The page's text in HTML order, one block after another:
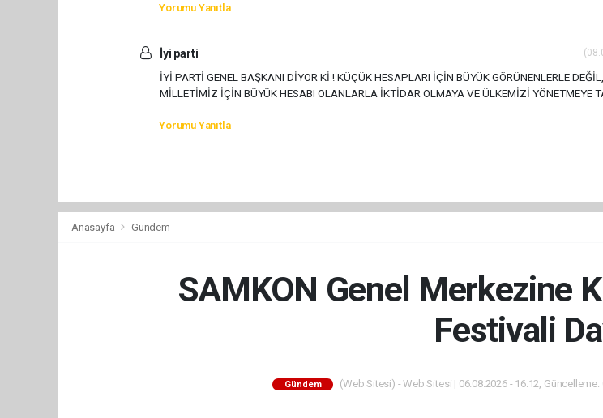
Yorumu Yanıtla
İyi parti
İYİ PARTİ GENEL BAŞKANI DİYOR Kİ ! KÜÇÜK HESAPLARI İÇİN BÜYÜK GÖRÜNENLERLE
MİLLETİMİZ İÇİN BÜYÜK HESABI OLANLARLA İKTİDAR OLMAYA VE ÜLKEMİZİ YÖNETMEYE
Yorumu Yanıtla
Anasayfa Gündem
SAMKON Genel Merkezine
Festivali
Gündem (Web Sitesi) - Web Sitesi | 06.08.2026 - 16:12, Güncelleme: